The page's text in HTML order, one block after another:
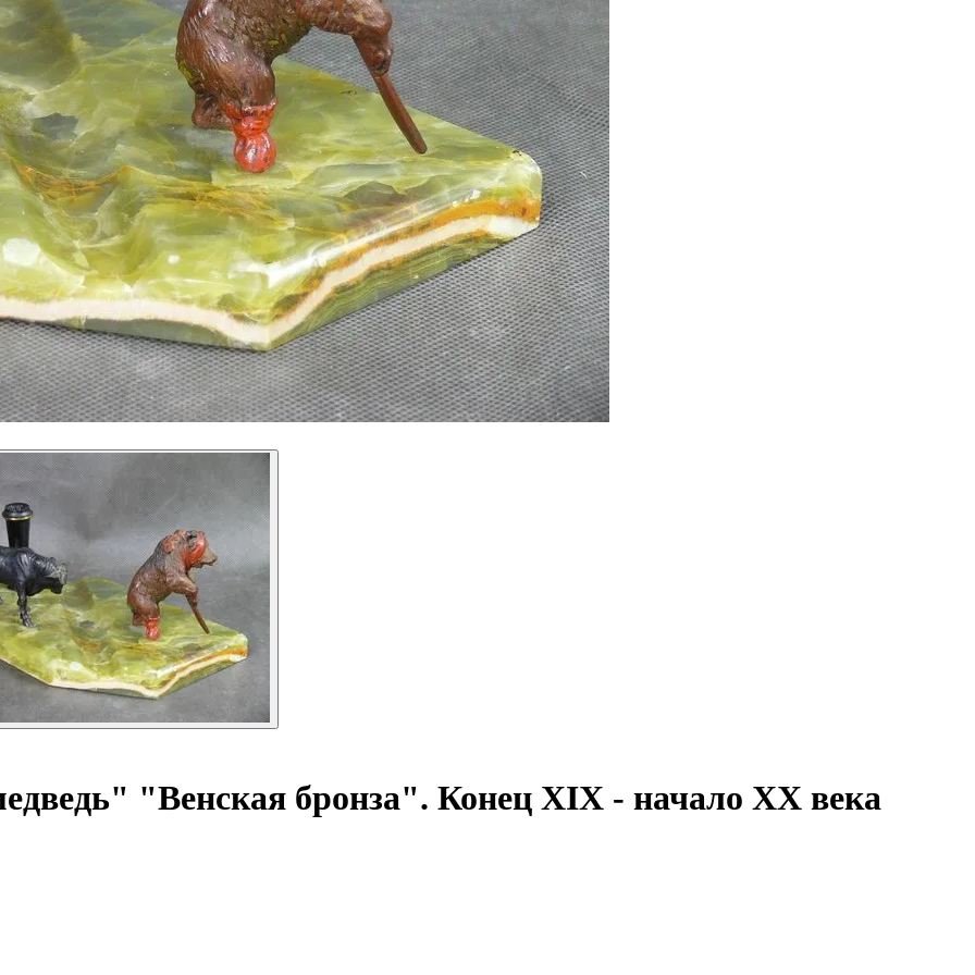
"Венская бронза". Конец XIX - начало ХХ века